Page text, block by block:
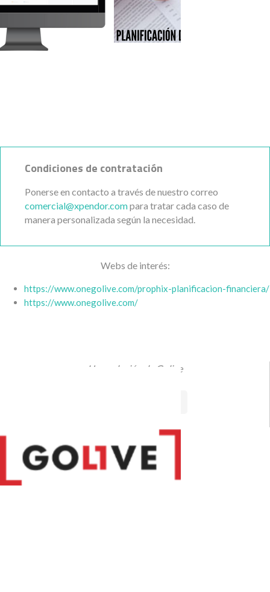
Condiciones de contratación
Ponerse en contacto a través de nuestro correo
comercial@xpendor.compara tratar cada caso de
manera personalizada según la necesidad.
Webs de interés:
https://www.onegolive.com/prophix-planificacion-financiera/
https://www.onegolive.com/
Una solución de Golive